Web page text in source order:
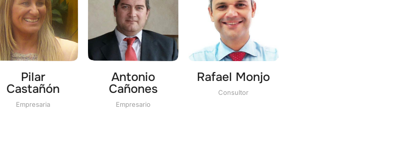
Pilar
Castañón
Empresaria
Antonio
Cañones
Empresario
Rafael Monjo
Consultor